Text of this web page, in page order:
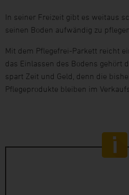
In seiner Freizeit gibt es weitaus
seinen Boden aufwändig zu pflegen.
Mit dem Pflegefrei-Parkett reicht
das Einlassen des Bodens gehört
spart Zeit und Geld, denn die
Pflegeprodukte bleiben im